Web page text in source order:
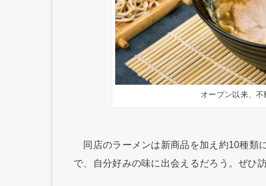
オープン以来、
同店のラーメンは新商品を加え約10種類
で、自分好みの味に出会えるだろう。ぜひ